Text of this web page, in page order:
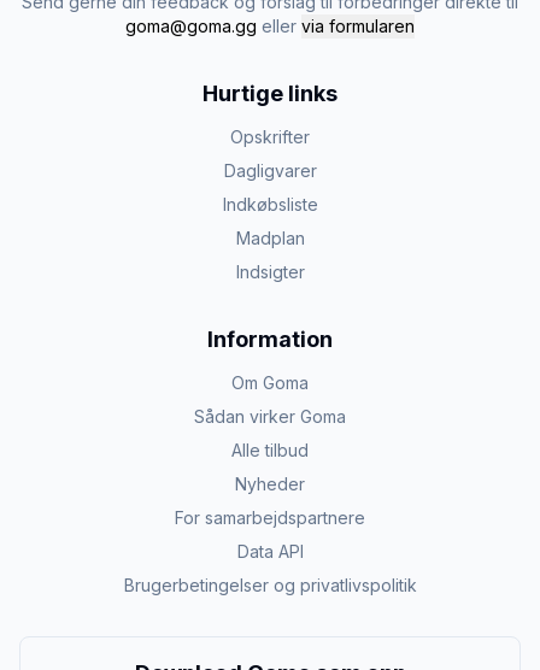
goma@goma.gg eller via formularen
Hurtige links
Opskrifter
Dagligvarer
Indkøbsliste
Madplan
Indsigter
Information
Om Goma
Sådan virker Goma
Alle tilbud
Nyheder
For samarbejdspartnere
Data API
Brugerbetingelser og privatlivspolitik